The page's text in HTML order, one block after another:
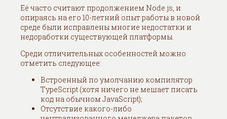
Её часто считают продолжением Node.js, и
опираясь на его 10-летний опыт работы в новой
среде были исправлены многие недостатки и
недоработки существующей платформы.
Среди отличительных особенностей можно
отметить следующее:
Встроенный по умолчанию компилятор
TypeScript (хотя ничего не мешает писать
код на обычном JavaScript);
Отсутствие какого-либо